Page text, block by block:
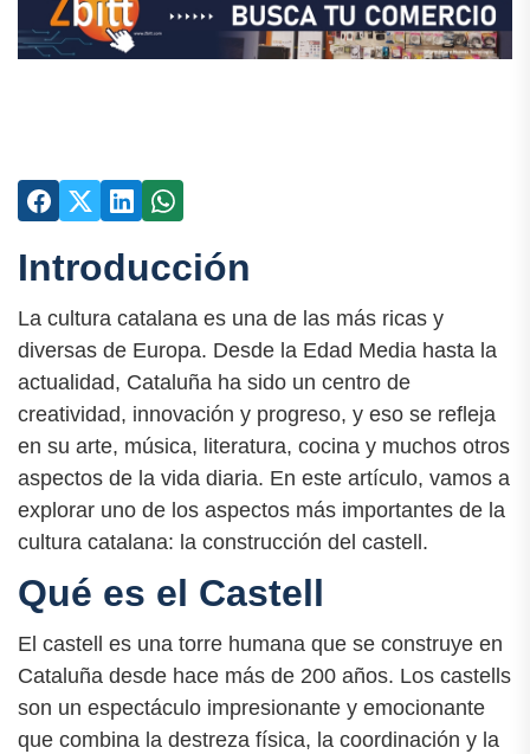
Introducción
La cultura catalana es una de las más ricas y
diversas de Europa. Desde la Edad Media hasta la
actualidad, Cataluña ha sido un centro de
creatividad, innovación y progreso, y eso se refleja
en su arte, música, literatura, cocina y muchos otros
aspectos de la vida diaria. En este artículo, vamos a
explorar uno de los aspectos más importantes de la
cultura catalana: la construcción del castell.
Qué es el Castell
El castell es una torre humana que se construye en
Cataluña desde hace más de 200 años. Los castells
son un espectáculo impresionante y emocionante
que combina la destreza física, la coordinación y la